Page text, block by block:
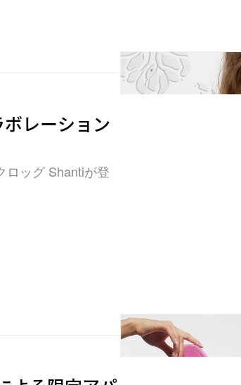
レーション
ロッグ Shantiが登